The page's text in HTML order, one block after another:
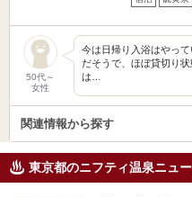
50代～
女性
今は日帰り入浴はやっ
だそうで、ほぼ貸切り
は…
関連情報から探す
東京都のニフティ温泉ニュ